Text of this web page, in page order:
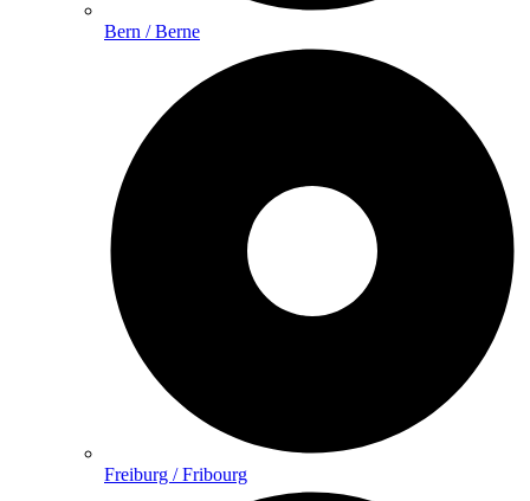
Bern / Berne
Freiburg / Fribourg